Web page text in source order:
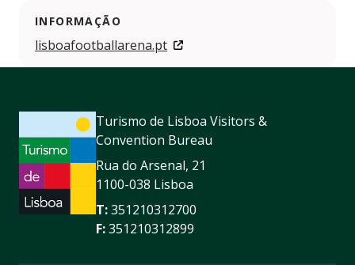
INFORMAÇÃO
lisboafootballarena.pt
Turismo de Lisboa Visitors &
Convention Bureau
Rua do Arsenal, 21
1100-038 Lisboa
T:351210312700
F:351210312899